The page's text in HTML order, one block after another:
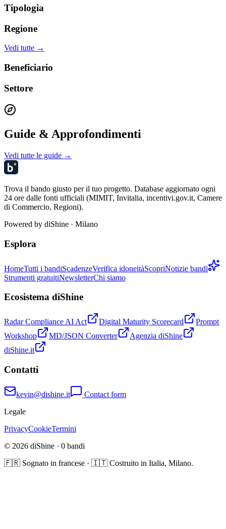
Tipologia
Regione
Vedi tutte →
Beneficiario
Settore
Guide & Approfondimenti
Vedi tutte le guide →
Trova il bando giusto per il tuo progetto. Database aggiornato ogni
24 ore dalle fonti ufficiali (MIMIT, Invitalia, incentivi.gov.it, Camere
di Commercio, Regioni).
Powered by diShine · Milano
Esplora
HomeTutti i bandiScadenzeVerifica idoneitàScopriNotizie bandi
Strumenti gratuitiNewsletterChi siamo
Ecosistema diShine
Radar Compliance AI Act Digital Maturity Scorecard
Prompt
Workshop
MD/JSON Converter
Agenzia diShine
diShine.it
Contatti
kevin@dishine.it
Contact form
Legale
PrivacyCookieTermini
© 2026 diShine · 0 bandi
🇫🇷 Sognato in francese · 🇮🇹 Costruito in Italia, Milano.